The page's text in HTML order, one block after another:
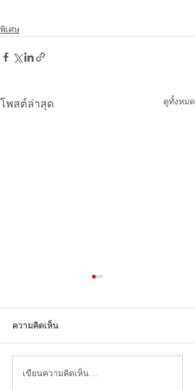
พิเศษ
โพสต์ล่าสุด ดูทั้งหมด
ยังไง
ความคิดเห็น
เขียนความคิดเห็น…